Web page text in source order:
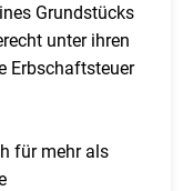
Grundstücks
unter ihren
Erbschaftsteuer
für mehr als